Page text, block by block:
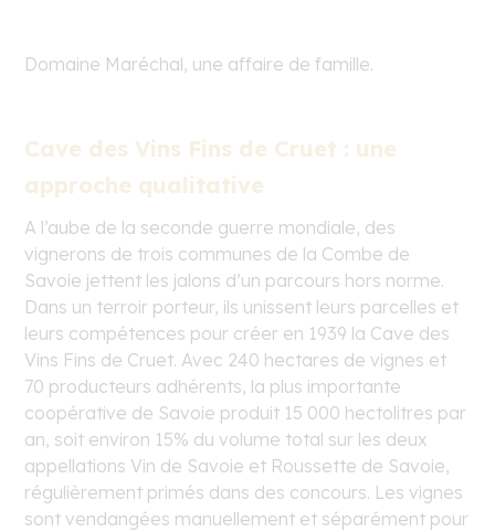
Domaine Maréchal, une affaire de famille.
Cave des Vins Fins de Cruet : une
approche qualitative
A l’aube de la seconde guerre mondiale, des
vignerons de trois communes de la Combe de
Savoie jettent les jalons d’un parcours hors norme.
Dans un terroir porteur, ils unissent leurs parcelles et
leurs compétences pour créer en 1939 la Cave des
Vins Fins de Cruet. Avec 240 hectares de vignes et
70 producteurs adhérents, la plus importante
coopérative de Savoie produit 15 000 hectolitres par
an, soit environ 15% du volume total sur les deux
appellations Vin de Savoie et Roussette de Savoie,
régulièrement primés dans des concours. Les vignes
sont vendangées manuellement et séparément pour